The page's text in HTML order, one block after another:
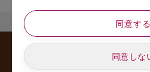
のお申し出があった場合には、請
あるいは正式な代理人として認め
な期間と範囲内で対応させていた
5. 個人情報の安全管理のために
同意する
同意しな